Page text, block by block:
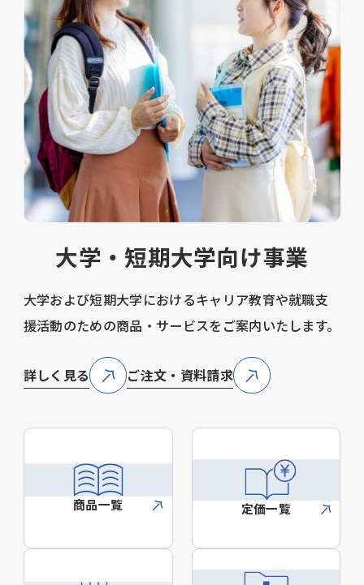
大学・短期大学向け事業
大学および短期大学におけるキャリア教育や就職支
援活動のための商品・サービスをご案内いたします。
詳しく見る ご注文・資料請求
商品一覧 定価一覧